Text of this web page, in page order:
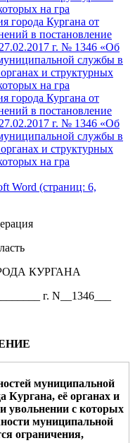
на гра
Кургана от
в постановление
г. № 1346 «Об
службы в
и структурных
на гра
Кургана от
в постановление
г. № 1346 «Об
службы в
и структурных
на гра
Word (страниц: 6,
КУРГАНА
г. N__1346___
муниципальной
Кургана, её органах и
увольнении с которых
муниципальной
ограничения,